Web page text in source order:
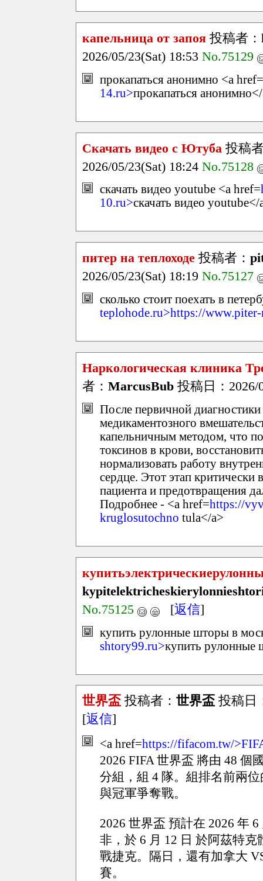
капельница от запоя 投稿者：
2026/05/23(Sat) 18:53 No.75129
прокапаться анонимно <a href=
14.ru>прокапаться
Скачать видео с Ютуба 投稿
2026/05/23(Sat) 18:24 No.75128
скачать видео youtube <a href=
10.ru>скачать видео youtube</
питер на теплоходе 投稿者：
2026/05/23(Sat) 18:19 No.75127
сколько стоит поехать в
teplohode.ru>https://
Наркологическая клиника
者： MarcusBub 投稿日：2026/
После первичной диагностики
медикаментозного
капельничным методом, что
токсинов в крови,
нормализовать работу
сердце. Этот этап критически
пациента и предотвращения
Подробнее - <a href=https://
kruglosutochno tula</a>
No.75125
[返信]
купить рулонные шторы в
shtory99.ru>купить рулонные
世界盃 投稿者： 世界盃 投稿日
[返信]
<a href=https://fifacom.tw/
2026 FIFA 世界盃 將由 48 個
分組，組 4 隊。組排名前兩
與冠軍爭奪戰。
2026 世界盃 預計在 2026 年
非，於 6 月 12 日 於阿茲特
戰捷克。隔日，還有加拿大
賽。